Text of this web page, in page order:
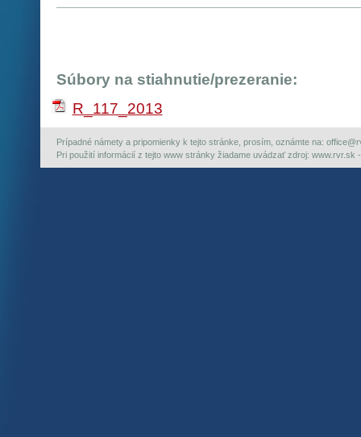
Súbory na stiahnutie/prezeranie:
R_117_2013
Prípadné námety a pripomienky k tejto stránke, prosím, oznámte na:
Pri použití informácií z tejto www stránky žiadame uvádzať zdroj: www.rvr.sk